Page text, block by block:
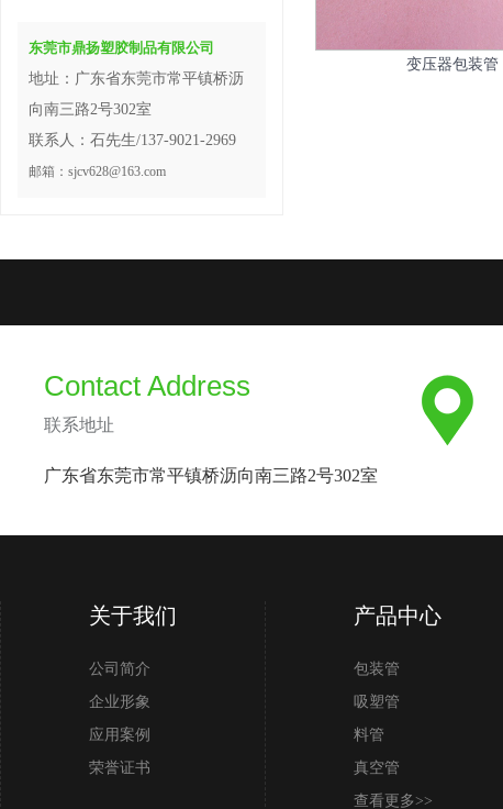
东莞市鼎扬塑胶制品有限公司
地址：广东省东莞市常平镇桥沥
向南三路2号302室
联系人：石先生/137-9021-2969
邮箱：sjcv628@163.com
变压器包装管
Contact Address
联系地址
广东省东莞市常平镇桥沥向南三路2号302室
关于我们
公司简介
企业形象
应用案例
荣誉证书
产品中心
包装管
吸塑管
料管
真空管
查看更多>>